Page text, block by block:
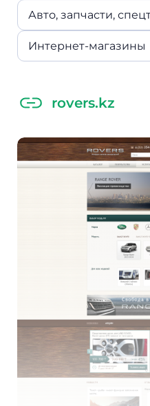
Авто, запчасти,
Интернет-магазины
rovers.kz